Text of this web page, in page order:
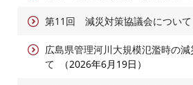
第11回 減災対策協議会について
広島県管理河川大規模氾濫時の
て
2026年6月19日